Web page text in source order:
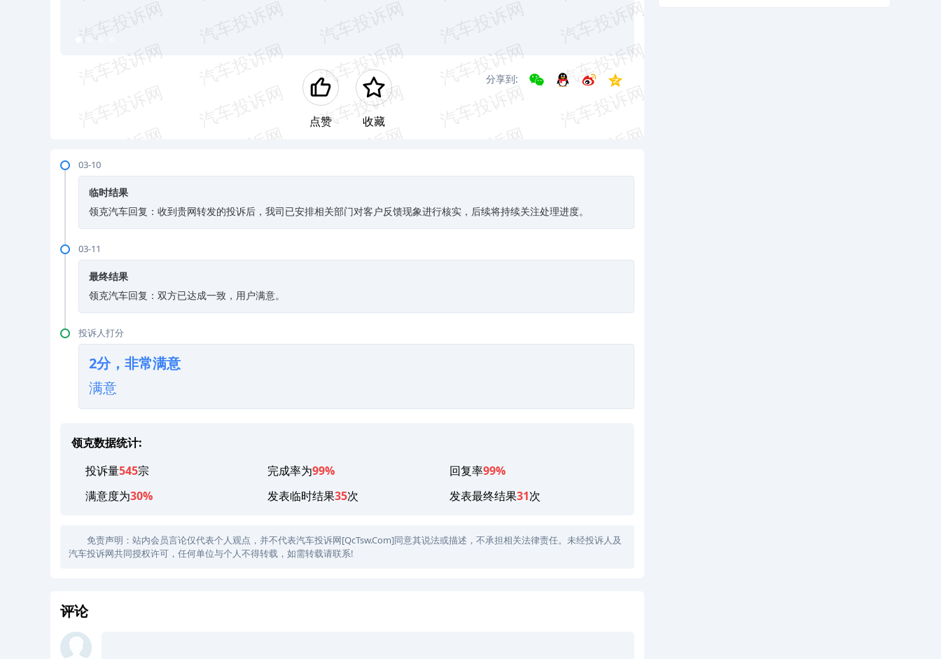
点赞 收藏
分享到:
03-10
临时结果
领克汽车回复：收到贵网转发的投诉后，我司已安排相关部门对客户反馈现象进行核实，后续将持续关注处理进度。
03-11
最终结果
领克汽车回复：双方已达成一致，用户满意。
投诉人打分
2分，非常满意
满意
领克数据统计:
投诉量545宗 完成率为99% 回复率99%
满意度为30% 发表临时结果35次 发表最终结果31次
免责声明：站内会员言论仅代表个人观点，并不代表汽车投诉网[QcTsw.Com]同意其说法或描述，不承担相关法律责任。未经投诉人及
汽车投诉网共同授权许可，任何单位与个人不得转载，如需转载请联系!
评论